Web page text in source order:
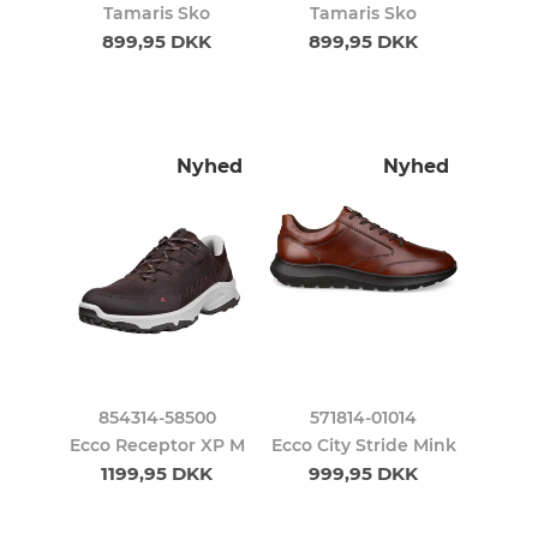
Tamaris Sko
899,95 DKK
Tamaris Sko
899,95 DKK
Nyhed
854314-58500
Ecco Receptor XP M
1199,95 DKK
Nyhed
571814-01014
Ecco City Stride Mink
999,95 DKK